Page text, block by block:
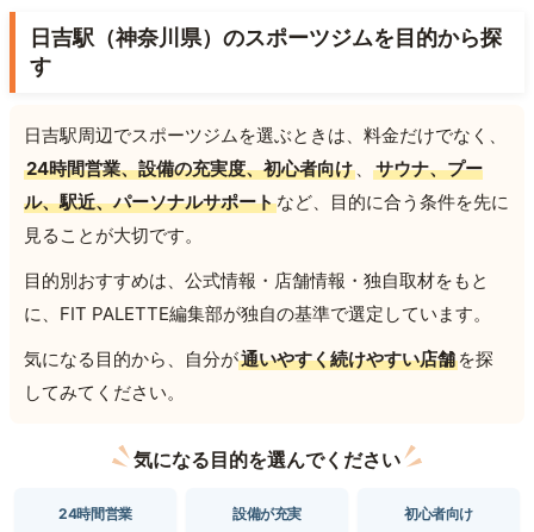
日吉駅（神奈川県）のスポーツジムを目的から探
す
日吉駅周辺でスポーツジムを選ぶときは、料金だけでなく、
24時間営業、設備の充実度、初心者向け 、
サウナ、プー
ル、駅近、パーソナルサポートなど、目的に合う条件を先に
見ることが大切です。
目的別おすすめは、公式情報・店舗情報・独自取材をもと
に、FIT PALETTE編集部が独自の基準で選定しています。
気になる目的から、自分が通いやすく続けやすい店舗 を探
してみてください。
気になる目的を選んでください
24時間営業 設備が充実 初心者向け